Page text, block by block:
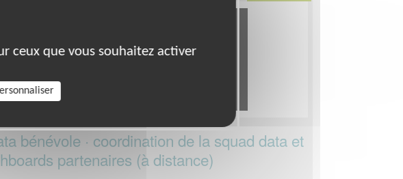
bénévole · coordination de la squad data et
partenaires (à distance)
ceux que vous souhaitez activer